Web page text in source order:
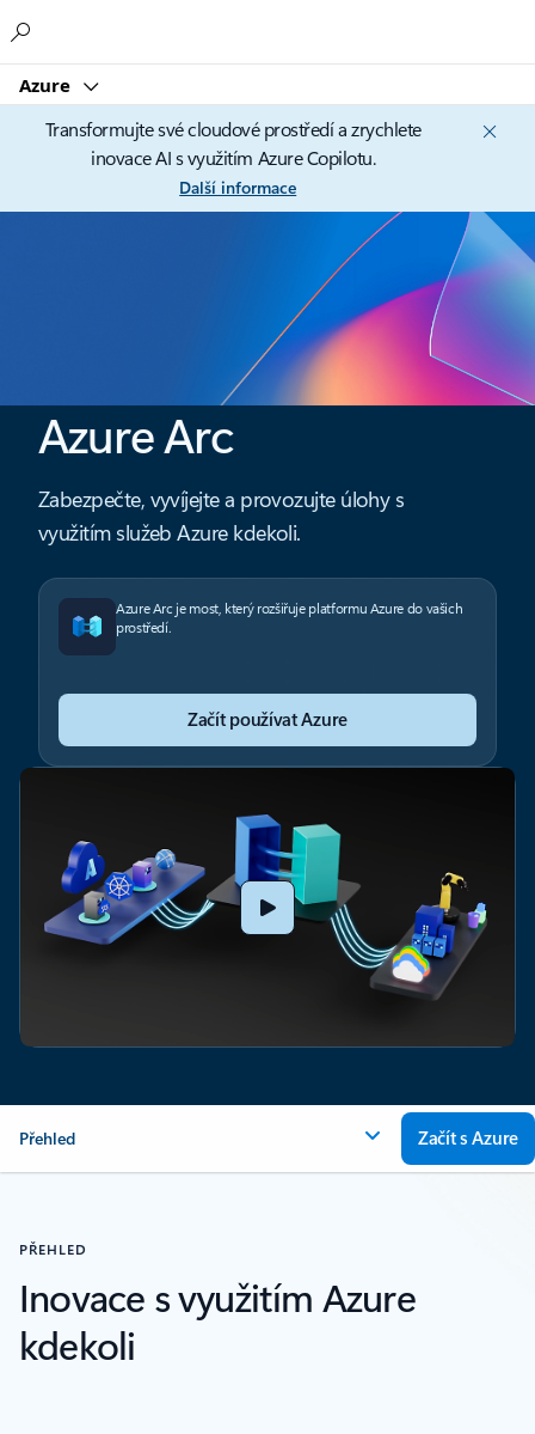
Azure
Transformujte své cloudové prostředí a zrychlete
inovace AI s využitím Azure Copilotu.
Další informace
Azure Arc
Zabezpečte, vyvíjejte a provozujte úlohy s
využitím služeb Azure kdekoli.
Azure Arc je most, který rozšiřuje platformu Azure do vašich
prostředí.
Začít používat Azure
Přehled Začít s Azure
PŘEHLED
Inovace s využitím Azure
kdekoli